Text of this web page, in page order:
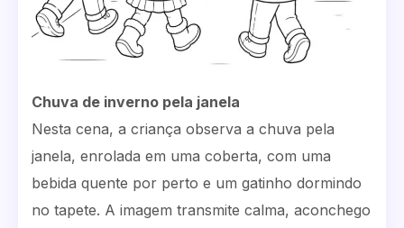
Chuva de inverno pela janela
Nesta cena, a criança observa a chuva pela
janela, enrolada em uma coberta, com uma
bebida quente por perto e um gatinho dormindo
no tapete. A imagem transmite calma, aconchego